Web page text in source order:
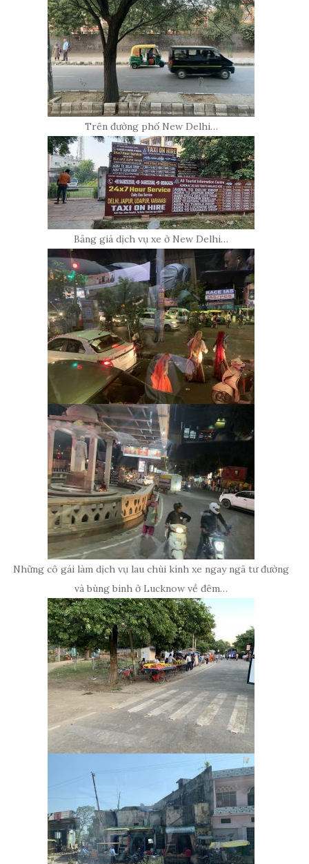
Trên đường phố New Delhi…
Bảng giá dịch vụ xe ở New Delhi…
Những cô gái làm dịch vụ lau chùi kính xe ngay ngã tư đường
và bùng binh ở Lucknow về đêm…